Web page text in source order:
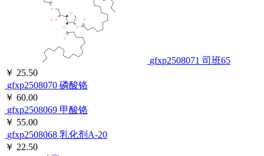
gfxp2508071 司班65
￥ 25.50
gfxp2508070 磷酸铬
￥ 60.00
gfxp2508069 甲酸铬
￥ 55.00
gfxp2508068 乳化剂A-20
￥ 22.50